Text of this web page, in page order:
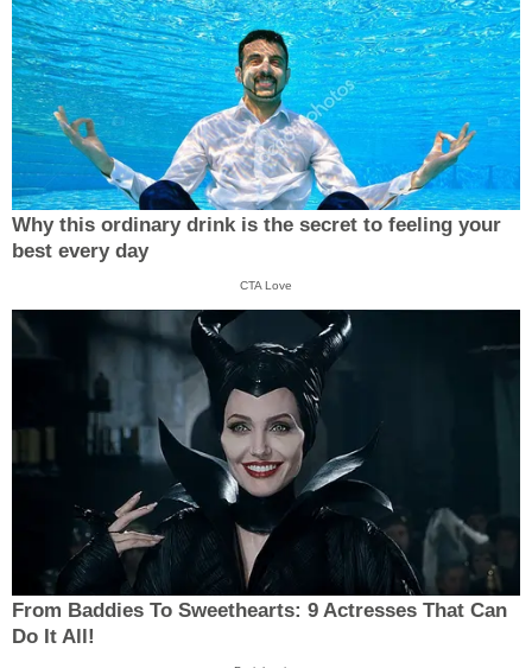
Why this ordinary drink is the secret to feeling your
best every day
CTA Love
From Baddies To Sweethearts: 9 Actresses That Can
Do It All!